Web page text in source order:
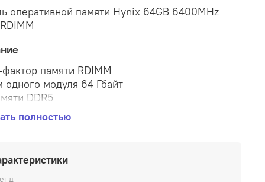
оперативной памяти Hynix 64GB 6400MHz
памяти RDIMM
одного модуля 64 Гбайт
DDR5
памяти 64 Гбайт
6400 МГц
полностью